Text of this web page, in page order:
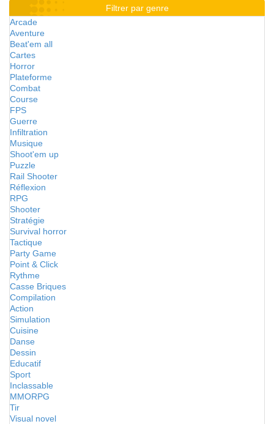
Filtrer par genre
Arcade
Aventure
Beat'em all
Cartes
Horror
Plateforme
Combat
Course
FPS
Guerre
Infiltration
Musique
Shoot'em up
Puzzle
Rail Shooter
Réflexion
RPG
Shooter
Stratégie
Survival horror
Tactique
Party Game
Point & Click
Rythme
Casse Briques
Compilation
Action
Simulation
Cuisine
Danse
Dessin
Educatif
Sport
Inclassable
MMORPG
Tir
Visual novel